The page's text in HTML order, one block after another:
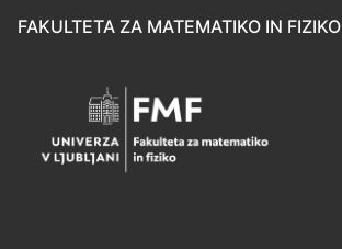
FAKULTETA ZA MATEMATIKO IN FIZIKO